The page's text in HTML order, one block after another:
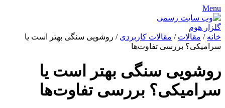
Menu
خانه / مقالات / مقالات کاربردی / روشویی سنگی بهتر است یا
سرامیکی؟ بررسی تفاوت‌ها
روشویی سنگی بهتر است یا
سرامیکی؟ بررسی تفاوت‌ها